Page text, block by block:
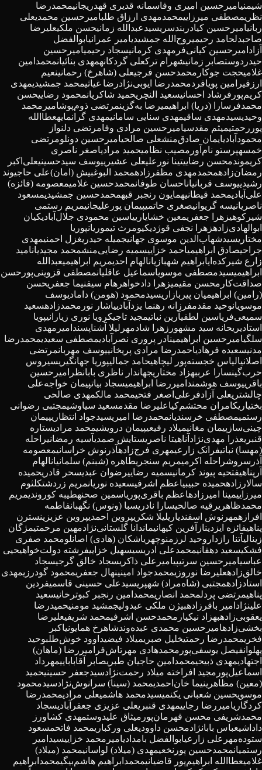
شیمنیامیرحسین امیری وفاسمانه قدیری قهدریجانیمحمدرضا
نظریمصطفی میرزاییمحمدمهدی ارزاق طلبامیرحسین محمدیعلی
ربانیامیرحسین کیادربندسریسیدعبدالله زمانیحسن ملکیعلیرضا
صاحبدلحامد رحیمیروح‌الله جمشیدیامیر عمرانیابوالفضل
آزاد امیرحسین کیانی‌فر مهدی کرمانیسجاد رحیمیاميرحسين
حيدردوستصابر زمانیشهرام ترکعلی گردکانهمهدی بنائیانمحمدامین
غلامیحجت جوکار محمدحسن فرجیعلی (شاهرخ) رحمانینعیم
ارزقیرامین پویافردمحمدرضا ایوبی‌نژادرضا غياثیمحمد جمشیدیمهدی
کريم‌پور فرشاد احسانیسعید النچریحمید شاکریانمحمود رضاییحسن
محمدفر سارا (دریا) ابراهیمیرضا به‌گزینمرتضی ذوم‌پوشامیرمحمد
وحیدیسیدمهدی ساقیمهدی سنایی سامانیمهدی گرانمایهعطاالله
پوررحمتیمیثم مقدسیامیرحسین مرادی وفامرتضی دلنواز
محمودآبادیایمان صادق‌منشعلی صالحیامیرحسین دونلومرتضی
خمسهپرستو نام‌آور مصیب نظامیحمید مرادیاصغر ناصری
کریموندمحسن رضاییتینا نورعلیعلی عشیرییوسف سیدحسینیعلی‌اکبر
رمضان‌زادهمحمدمهدی مظفرزادهمحمد البوغبیش (امان)علی حاجیوند
رشیدییوسف قربانیاناحسان طوفانمحمدحسین غلامیمعصومه (فائزه)
علی‌آبادیمحمد قیطانیهمایون رنجبر قبهمحمدحسین جمشیدیمسعود
ناصریانیسه گریوانیصغری حاتمیپیمان پورعلیجانیمریم رستمی
شیرکوهیزهرا جعفریمعین خشایارییاسین محمودی جلال‌آبادیکیان
ابوالهادی‌زادهزهرا نجفی قوژدیکیومرث تیموریانپوریا
مختاریسیدشهاب‌الدین موسوی جهانیجمیله حیدریغزل احمنیمهدی
جراحیصادق ابراهیمیاحمد خزاییسمیه رضایی‌منشمحمد مجیدیانامید
زارع شیرکده‌ایابراهیم شهبازیانالهام احدیمریم ابراهیمیعبدالله
ابراهیمیسیدمصطفی موسویاسماعیل عاقلیانمصطفی قزوینی‌پور حسن
صداقت‌کار محسن مقیمیزهرا دادخواهرهام سیفنیما جعفریحسن
(رامین) ابراهیمیان پیربازاریسیدمحمود (هومن) دامادیوسف
موسویانوحید مقدمفرزانه رهنما یزدآبادییاشار نورمحمدزادهسعید
سمیعی‌فر یاسین لطفیآرین نباتیمجید تاجیکرویا نوری زیارانیپویا
استادیریحانه سید مشهور زهرا شادمهر لیلا آشناپسند امیرمهدی
سلگیامیرحسین ابراهیمینادر پروری نصرآبادیمصطفی سعیدیمحمدرضا
مدنیسعیده فرهادیاحمدرضا مرادی پریخانییوسف مهربانمرتضی
اصلانیالیاس خجسته‌پور لیچاهیحامد جمالیپوریا جهانگیریسیروس
حرب‌گینسارا عرببهزاد مختاریجهاندار ناظری بابانظر امیرحسین
باقرییوسف هوشمند امیررضا ابراهیمیسجاد بیاتپیمان خواجه‌علی
چالشتریعلی آزادفر علی‌اصغر فتحیمحمد مالکمهدی صالحی
بختیاریکامران محتشم‌کیاعلیرضا مقدمسعید سیاوشیمجتبی رضوانی
رستمیمصطفی خرسندیانمحمدرضا امیریسیدجواد انتظاریپیمان
چینی‌ساز پیمان مغانیمیلاد رفیعیپیمان درویشیمحمد مرادیستاره
قنبریعذرا مهدی‌نژاد آناهیتا ناصریستایش صمدیآسیه رمضانیراحله
(مهسا) نباتیفرانک زارعیمهری فرج‌زادهآذرنوش خراسانیمعصومه
آذرسروشراحله اکرمیمریم سنجریطاهره (شبنم) سلمانیانالهام
آرپناهیفتحیه پیوند کرمانیسمیه رضاییرضوان عبدیسحر قادریحمیده
سالارزادهحمیده حبیبیاعظم اشرفیسعیده نوریانمریم زردشتکلثوم
میرزاییمینا امیرزادهاعظم باقری‌پور یاسمین صحنهطیبه کوروندیمریم
محمدظاهریرقیه صالحیسارا نادریسبا (ونوس) نگهبانفاطمه
افرازهمهرنوش اسفندیاریلیلا شکریپروین احمدیپروین عزیزینسترن
پناهیفائزه ایزدینازآفرین کیهانیماندانا گلستانی‌نژادمهین مرحمتیمژگان
زینالیآتنا رازدار وحید لرزمنوچهریاشکان (هادی) اصانلومحمد صفری
فشکیسعید دهقانیمحمدعلی ادریسیسهیل خزاییفرشته دولت‌خواهیحیی
عباسیامیرحسین سرتیپیامیرعلی ذاکریسجاد خالق گرجیسجاد
خالق‌زادهعلیرضا نوروزیمحمدجواد امینینهال جعفریمحمود گودرزیمهدی
استادزادهمجتبی (شاه‌مراد) شهپریسیدعلی حسینی قاسمیفردین
پناهیمرتضی پردلمحمد انصاریمحمدامین رنجبر کبوترخانیسعید
علینژاد امیر باقرزادهبیژن ملکی عبدولیجمشید مومنیحمیدرضا
یعقوبی‌زادهبهزاد نیکیار محمدحسن اشرفیمحمد شریفیعلیرضا
بخشی‌زادهامیرحسین محمدی عبده‌وندشاهرخ همایونیاکبر
فخریمحمدرضا رحمتیخلیل صبریمیلاد فیضیداوود خوش‌طلبوحید
پهلوانفیصل یوسفی‌پور محمدهادی مهرتاش‌فر امیررضا (ماهان)
اجتهادیمهدی ذبیحیمحمدامین حاجیان طبریصابر آقاباباییمهرداد
اسماعیل‌پور مجید افراخته میلاد رحمت‌نژادسیدجعفر حسینیحمید
(معین) مظاهرینیما خان‌احمدیمحمد (سینا) سرانوش‌نژادسیدمحمود
موسویحسین شعبانی یکنمیسیدمحمد هاشمیعلی مرادیمحمدرضا
کردگاریامیررضا رجاییمهدی قنبریعلی عزیزی جعفرآبادیسجاد
محمدشریفی محسن قهرمان‌پور میثاق علیدوستمهدی کشاورز
داداشیعباس بابانژادمحسن داوودیعلی ورکباریمحمد فاتحمسعود
ستوده‌مهر علی زارعیابوالفضل بامدادیامیرمحمد خزاییسیدامیر
رستمیانمحمدحسین پورنخعیمهدی (میلاد) لواسانیمحمد (میلاد)
غلامیعطاالله ابراهیم‌پور قاضیانیمحمدابراهیم هاشم‌بیگیمحمدابراهیم